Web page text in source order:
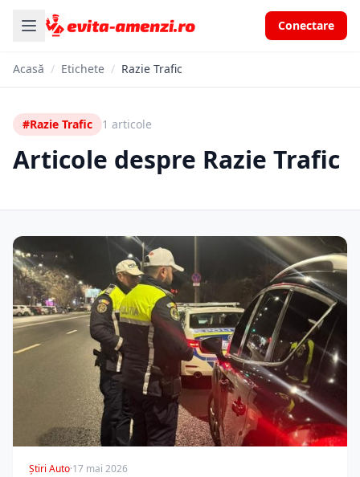
Conectare
Acasă / Etichete / Razie Trafic
#Razie Trafic 1 articole
Articole despre Razie Trafic
Știri Auto·17 mai 2026